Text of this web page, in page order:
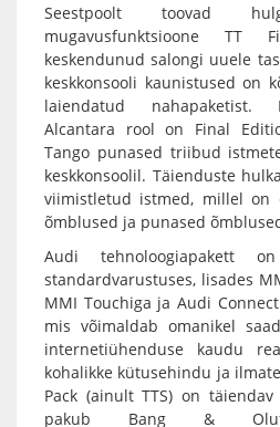
Seestpoolt toovad
mugavusfunktsioone TT
keskendunud salongi uuele
keskkonsooli kaunistused on
laiendatud nahapaketist.
Alcantara rool on Final
Tango punased triibud
keskkonsoolil. Täienduste
viimistletud istmed, millel on
õmblused ja punased
Audi tehnoloogiapakett
standardvarustuses, lisades
MMI Touchiga ja Audi
mis võimaldab omanikel
internetiühenduse kaudu
kohalikke kütusehindu ja
Pack (ainult TTS) on
pakub Bang &